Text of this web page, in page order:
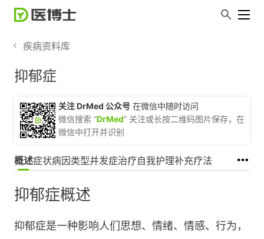
疾病资料库
抑郁症
关注 DrMed 公众号 在微信中随时访问
微信搜索 “DrMed” 关注或长按二维码图片保存，在
微信中打开并识别
概述症状病因类型并发症治疗自我护理补充疗法
抑郁症概述
抑郁症是一种影响人们思想、情绪、情感、行为，